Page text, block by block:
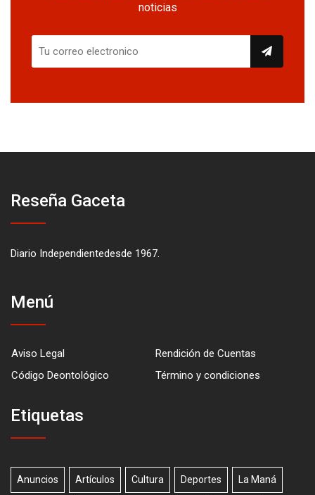
noticias
Reseña Gaceta
Diario Independientedesde 1967.
Menú
Aviso Legal
Rendición de Cuentas
Código Deontológico
Término y condiciones
Etiquetas
Anuncios Artículos Cultura Deportes La Maná